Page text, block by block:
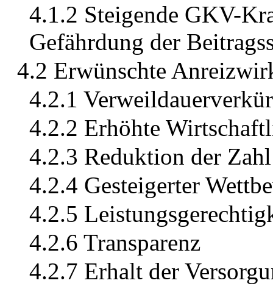
4.1.2 Steigende GKV-
Gefährdung der
4.2 Erwünschte
4.2.1
4.2.2 Erhöhte
4.2.3 Reduktion der
4.2.4 Gesteigerter
4.2.5
4.2.6 Transparenz
4.2.7 Erhalt der